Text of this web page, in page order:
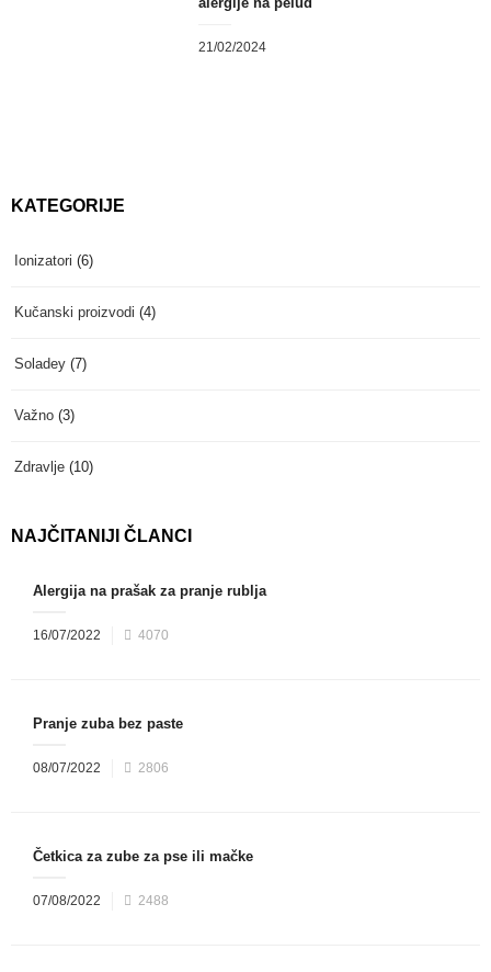
21/02/2024
KATEGORIJE
Ionizatori (6)
Kučanski proizvodi (4)
Soladey (7)
Važno (3)
Zdravlje (10)
NAJČITANIJI ČLANCI
Alergija na prašak za pranje rublja
16/07/2022 4070
Pranje zuba bez paste
08/07/2022 2806
Četkica za zube za pse ili mačke
07/08/2022 2488